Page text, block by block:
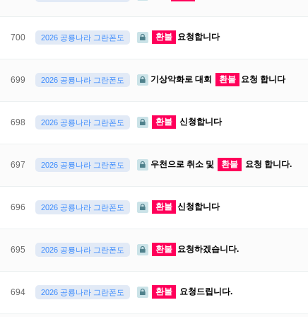
700 2026 공룡나라 그란폰도 환불 요청합니다
699 2026 공룡나라 그란폰도 기상악화로 대회 환불 요청 합니다
698 2026 공룡나라 그란폰도 환불 신청합니다
697 2026 공룡나라 그란폰도 우천으로 취소 및 환불 요청 합니다.
696 2026 공룡나라 그란폰도 환불 신청합니다
695 2026 공룡나라 그란폰도 환불 요청하겠습니다.
694 2026 공룡나라 그란폰도 환불 요청드립니다.